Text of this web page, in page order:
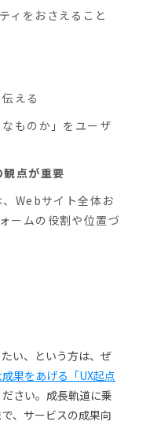
ィをおさえること
える
ものか」をユーザ
観点が重要
Webサイト全体お
ームの役割や位置づ
い、という方は、ぜ
成果をあげる「UX起点
さい。成長軌道に乗
、サービスの成果向